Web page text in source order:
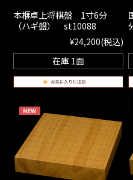
本榧卓上将棋盤 1寸6分
（ハギ盤） st10088
¥24,200(税込)
在庫 1面